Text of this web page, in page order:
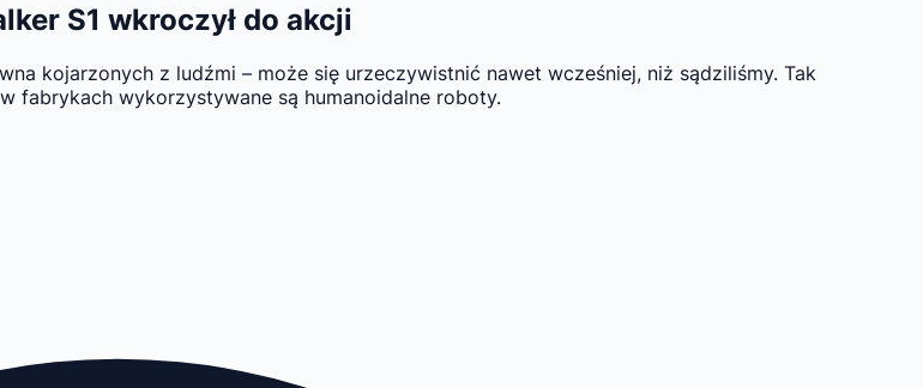
S1 wkroczył do akcji
kojarzonych z ludźmi – może się urzeczywistnić nawet wcześniej, niż sądziliśmy. Tak
fabrykach wykorzystywane są humanoidalne roboty.